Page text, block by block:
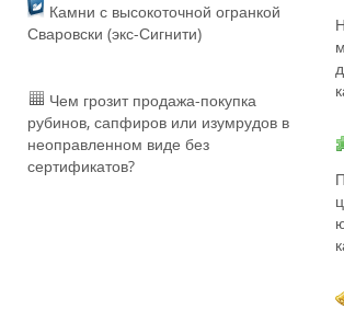
Камни с высокоточной огранкой
Сваровски (экс-Сигнити)
Чем грозит продажа-покупка
рубинов, сапфиров или изумрудов в
неоправленном виде без
сертификатов?